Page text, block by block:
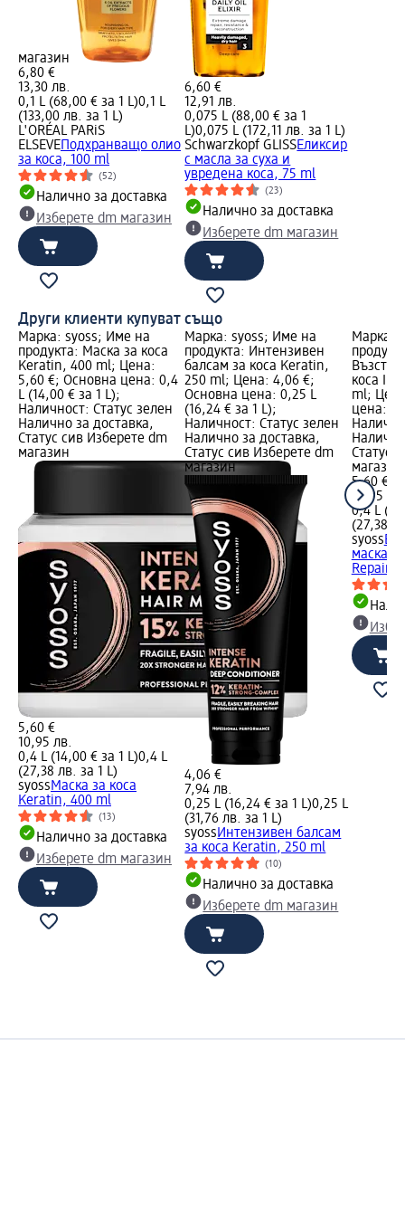
магазин
6,80 €
13,30 лв.
0,1 L (68,00 € за 1 L)0,1 L
(133,00 лв. за 1 L)
L'ORÉAL PARiS
ELSEVE Подхранващо олио
за коса, 100 ml
(52)
Налично за доставка
Изберете dm магазин
6,60 €
12,91 лв.
0,075 L (88,00 € за 1
L)0,075 L (172,11 лв. за 1 L)
Schwarzkopf GLISSЕликсир
с масла за суха и
увредена коса, 75 ml
(23)
Налично за доставка
Изберете dm магазин
Други клиенти купуват също
Марка: syoss; Име на
продукта: Маска за коса
Keratin, 400 ml; Цена:
5,60 €; Основна цена: 0,4
L (14,00 € за 1 L);
Наличност: Статус зелен
Налично за доставка,
Статус сив Изберете dm
магазин
5,60 €
10,95 лв.
0,4 L (14,00 € за 1 L)0,4 L
(27,38 лв. за 1 L)
syossМаска за коса
Keratin, 400 ml
(13)
Налично за доставка
Изберете dm магазин
Марка: syoss; Име на
продукта: Интензивен
балсам за коса Keratin,
250 ml; Цена: 4,06 €;
Основна цена: 0,25 L
(16,24 € за 1 L);
Наличност: Статус зелен
Налично за доставка,
Статус сив Изберете dm
магазин
4,06 €
7,94 лв.
0,25 L (16,24 € за 1 L)0,25 L
(31,76 лв. за 1 L)
syossИнтензивен балсам
за коса Keratin, 250 ml
(10)
Налично за доставка
Изберете dm магазин
Марка:
коса
ml;
цена:
Статус
магазин
5,60 €
10,95 лв.
0,4 L
(27,38
syoss
маска
Repair,